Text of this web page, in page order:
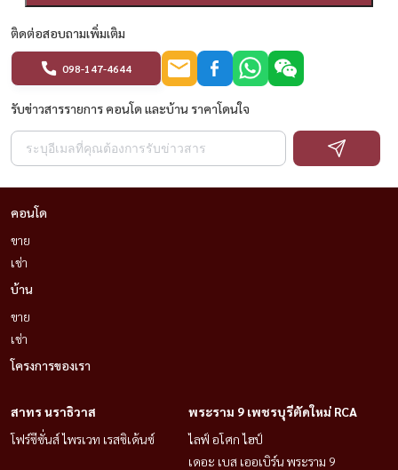
ติดต่อสอบถามเพิ่มเติม
098-147-4644
รับข่าวสารรายการ คอนโด และบ้าน ราคาโดนใจ
คอนโด
ขาย
เช่า
บ้าน
ขาย
เช่า
โครงการของเรา
สาทร นราธิวาส
โฟร์ซีซั่นส์ ไพรเวท เรสซิเด้นซ์
พระราม 9 เพชรบุรีตัดใหม่ RCA
ไลฟ์ อโศก ไฮป์
เดอะ เบส เออเบิร์น พระราม 9